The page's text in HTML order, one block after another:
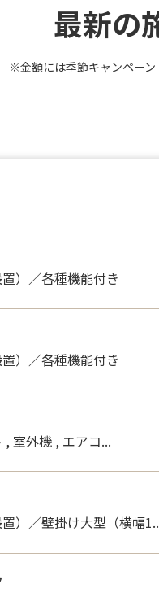
最新の
※金額には季節キャンペー
エアコン（壁掛設置...
）／各種機能付き
）／各種機能付き
室外機 , エアコ...